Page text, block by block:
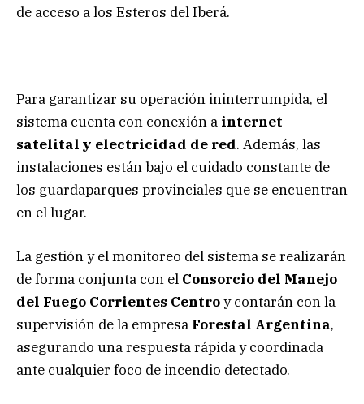
de acceso a los Esteros del Iberá.
Para garantizar su operación ininterrumpida, el
sistema cuenta con conexión a internet
satelital y electricidad de red. Además, las
instalaciones están bajo el cuidado constante de
los guardaparques provinciales que se encuentran
en el lugar.
La gestión y el monitoreo del sistema se realizarán
de forma conjunta con el Consorcio del Manejo
del Fuego Corrientes Centroy contarán con la
supervisión de la empresa Forestal Argentina,
asegurando una respuesta rápida y coordinada
ante cualquier foco de incendio detectado.